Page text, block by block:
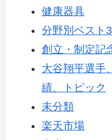
健康器具
分野別ベスト
創立・制定記
大谷翔平選手
績、トピック
未分類
楽天市場